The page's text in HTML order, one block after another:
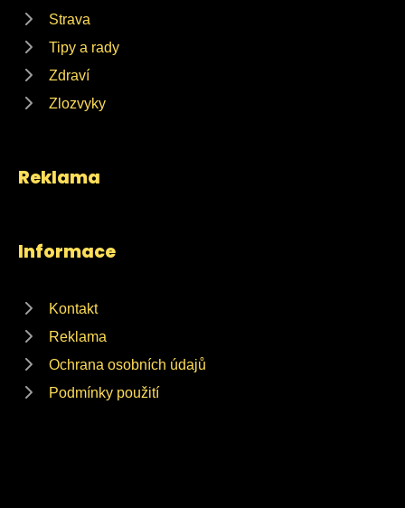
Strava
Tipy a rady
Zdraví
Zlozvyky
Reklama
Informace
Kontakt
Reklama
Ochrana osobních údajů
Podmínky použití